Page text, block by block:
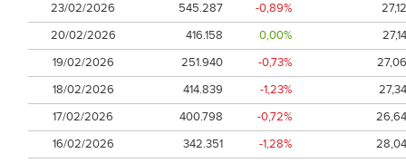
23/02/2026
545.287 -0,89%
27,12
20/02/2026
416.158 0,00%
27,14
19/02/2026
251.940 -0,73%
27,06
18/02/2026
414.839 -1,23%
27,34
17/02/2026
400.798 -0,72%
26,64
16/02/2026
342.351 -1,28%
28,04